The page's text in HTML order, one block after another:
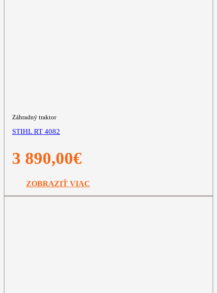
Záhradný traktor
STIHL RT 4082
3 890,00€
ZOBRAZIŤ VIAC